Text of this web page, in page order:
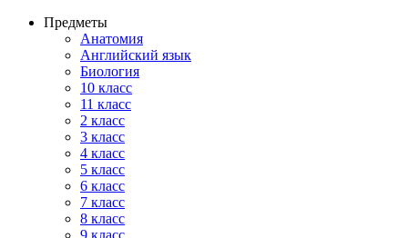
Предметы
Анатомия
Английский язык
Биология
10 класс
11 класс
2 класс
3 класс
4 класс
5 класс
6 класс
7 класс
8 класс
9 класс